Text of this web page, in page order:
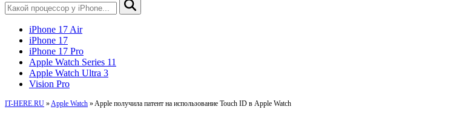
iPhone 17 Air
iPhone 17
iPhone 17 Pro
Apple Watch Series 11
Apple Watch Ultra 3
Vision Pro
IT-HERE.RU » Apple Watch » Apple получила патент на использование Touch ID в Apple Watch